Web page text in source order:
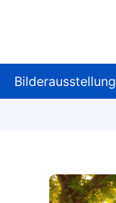
Bilderausstellung